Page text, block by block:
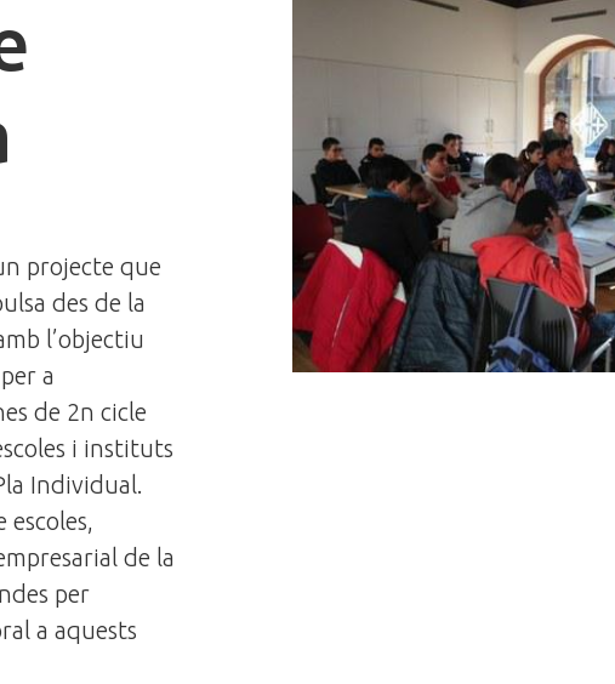
projecte que
des de la
l’objectiu
a
de 2n cicle
i instituts
Individual.
escoles,
de la
per
a aquests